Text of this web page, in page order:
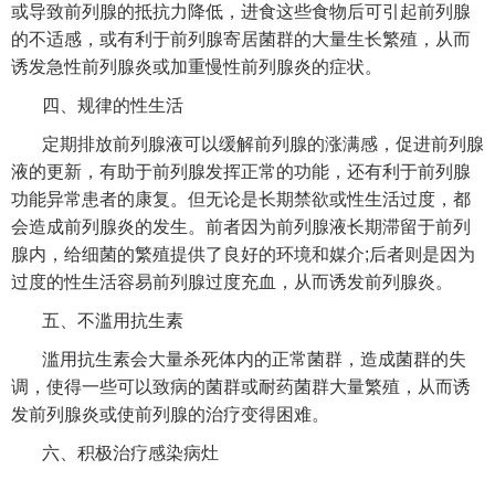
或导致前列腺的抵抗力降低，进食这些食物后可引起前列腺
的不适感，或有利于前列腺寄居菌群的大量生长繁殖，从而
诱发急性前列腺炎或加重慢性前列腺炎的症状。
四、规律的性生活
定期排放前列腺液可以缓解前列腺的涨满感，促进前列腺
液的更新，有助于前列腺发挥正常的功能，还有利于前列腺
功能异常患者的康复。但无论是长期禁欲或性生活过度，都
会造成前列腺炎的发生。前者因为前列腺液长期滞留于前列
腺内，给细菌的繁殖提供了良好的环境和媒介;后者则是因为
过度的性生活容易前列腺过度充血，从而诱发前列腺炎。
五、不滥用抗生素
滥用抗生素会大量杀死体内的正常菌群，造成菌群的失
调，使得一些可以致病的菌群或耐药菌群大量繁殖，从而诱
发前列腺炎或使前列腺的治疗变得困难。
六、积极治疗感染病灶